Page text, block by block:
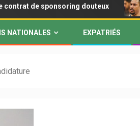
douteux
NATIONALES EXPATRIÉS